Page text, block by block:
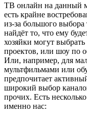
ТВ онлайн на данный
есть крайне
из-за большого
найдёт то, что ему
хозяйки могут
проектов, или шоу по
Или, например, для
мультфильмами или
предпочитает
широкий выбор
прочих. Есть
именно нас: